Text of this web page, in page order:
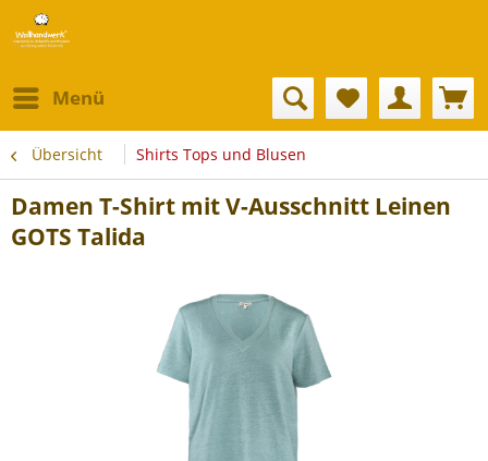
Menü
Übersicht Shirts Tops und Blusen
Damen T-Shirt mit V-Ausschnitt Leinen
GOTS Talida